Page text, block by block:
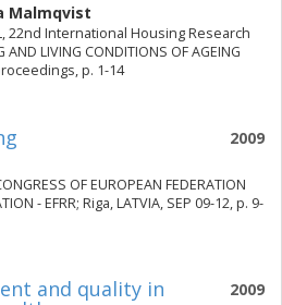
Malmqvist
22nd International Housing Research
LIVING CONDITIONS OF AGEING
p. 1-14
2009
OF EUROPEAN FEDERATION
- EFRR; Riga, LATVIA, SEP 09-12, p. 9-
2009
and quality in